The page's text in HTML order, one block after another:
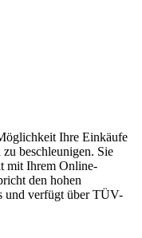
Ihre Einkäufe
beschleunigen. Sie
mit Ihrem Online-
den hohen
und verfügt über TÜV-